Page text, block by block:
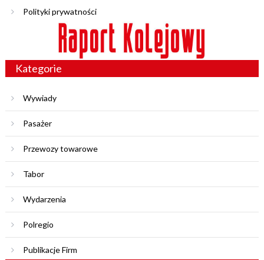
Polityki prywatności
Kategorie
Wywiady
Pasażer
Przewozy towarowe
Tabor
Wydarzenia
Polregio
Publikacje Firm